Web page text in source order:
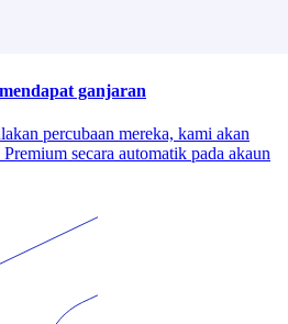
ganjaran
percubaan mereka, kami akan
secara automatik pada akaun